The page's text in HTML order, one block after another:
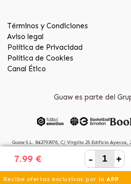
7.99 € - +
Recibe ofertas exclusivas por laAPP
Términos y Condiciones
Aviso legal
Política de Privacidad
Política de Cookies
Canal Ético
Guaw es parte del
Guaw S.L. B42793976, C/ Virgilio 25 Edificio
(Spain)